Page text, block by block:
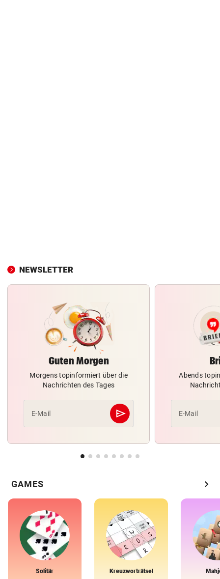
NEWSLETTER
Guten Morgen
Morgens topinformiert über die
Nachrichten des Tages
E-Mail send
Abschicken
Abends
E-Mail
GAMES chevron_right
Solitär Kreuzworträtsel